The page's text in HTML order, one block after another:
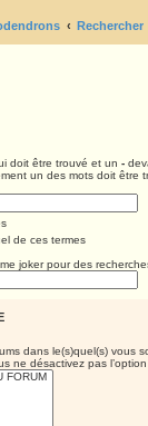
Rechercher
doit être trouvé et un -
un des mots doit être
de ces termes
joker pour des
dans le(s)quel(s) vous
ne désactivez pas